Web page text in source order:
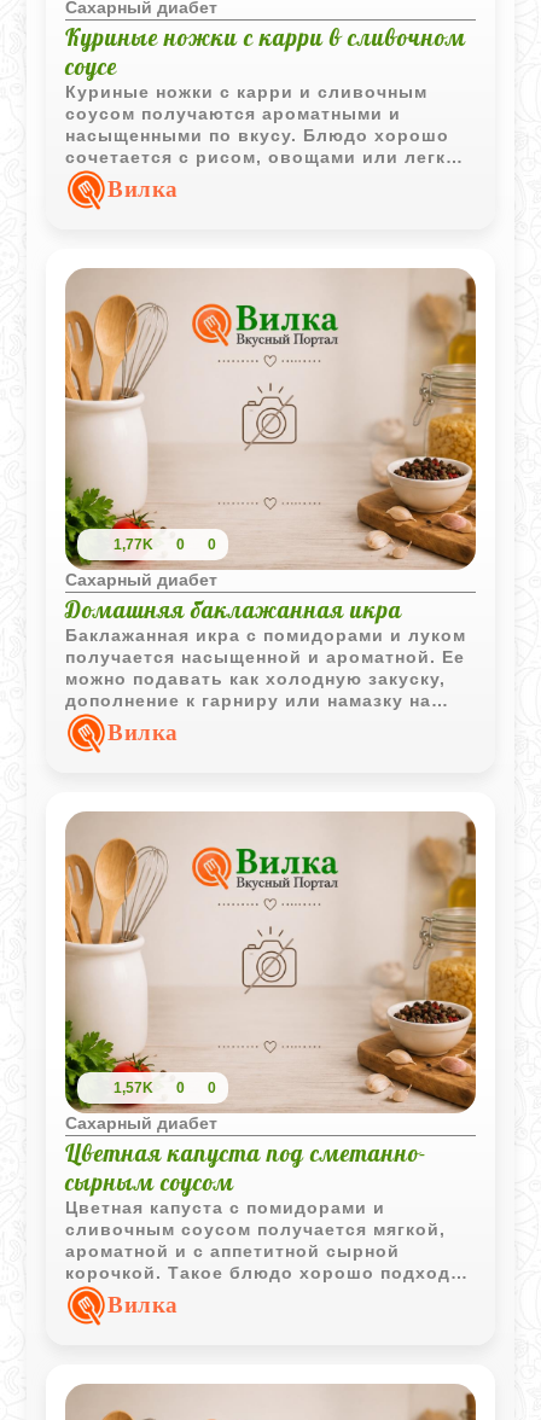
Сахарный диабет
Куриные ножки с карри в сливочном
соусе
Куриные ножки с карри и сливочным
соусом получаются ароматными и
насыщенными по вкусу. Блюдо хорошо
сочетается с рисом, овощами или легким
гарниром на каждый день.
Вилка
1,77K 0 0
Сахарный диабет
Домашняя баклажанная икра
Баклажанная икра с помидорами и луком
получается насыщенной и ароматной. Ее
можно подавать как холодную закуску,
дополнение к гарниру или намазку на
свежий хлеб.
Вилка
1,57K 0 0
Сахарный диабет
Цветная капуста под сметанно-
сырным соусом
Цветная капуста с помидорами и
сливочным соусом получается мягкой,
ароматной и с аппетитной сырной
корочкой. Такое блюдо хорошо подходит
для домашнего обеда или овощного
ужина.Вилка